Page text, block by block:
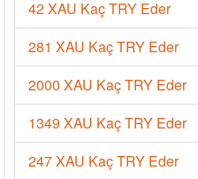
42 XAU Kaç TRY Eder
281 XAU Kaç TRY Eder
2000 XAU Kaç TRY Eder
1349 XAU Kaç TRY Eder
247 XAU Kaç TRY Eder